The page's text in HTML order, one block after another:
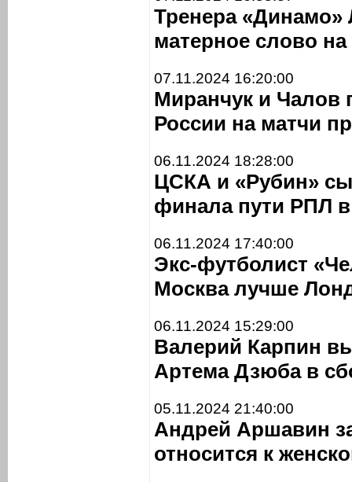
Тренера
матерное слово
07.11.2024 16:20:00
Миранчук и Чалов
России на матчи
06.11.2024 18:28:00
ЦСКА и «Рубин»
финала пути РПЛ в
06.11.2024 17:40:00
Экс-футболист
Москва лучше
06.11.2024 15:29:00
Валерий Карпин
Артема Дзюба в
05.11.2024 21:40:00
Андрей Аршавин
относится к